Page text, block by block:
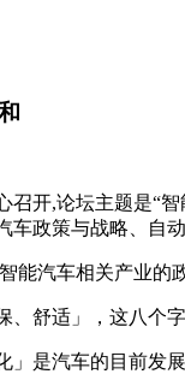
,论坛主题是“智
政策与战略、自
汽车相关产业的
适」，这八个字
汽车的目前发